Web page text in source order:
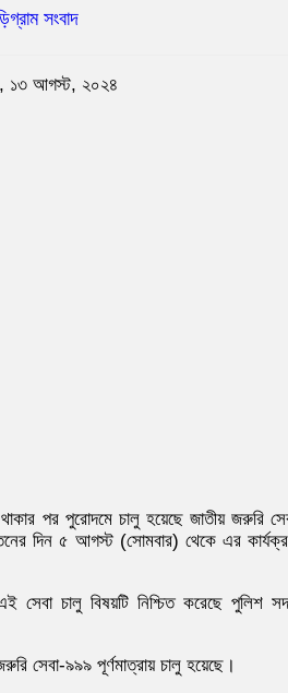
সংবাদ
১৩ আগস্ট, ২০২৪
পর পুরোদমে চালু হয়েছে জাতীয় জরুরি
দিন ৫ আগস্ট (সোমবার) থেকে এর
সেবা চালু বিষয়টি নিশ্চিত করেছে পুলিশ
সেবা-৯৯৯ পূর্ণমাত্রায় চালু হয়েছে।